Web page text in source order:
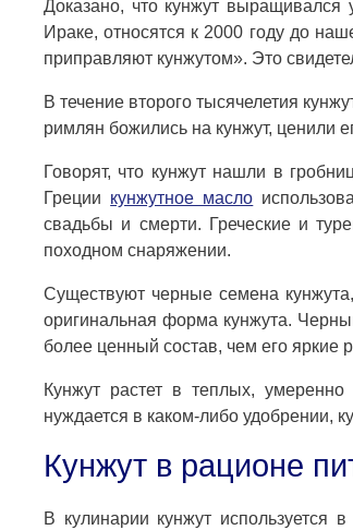
Доказано, что кунжут
Ираке, относятся к 2000 году до
приправляют кунжутом». Это
В течение второго тысячелетия
римлян божились на кунжут, ценили
Говорят, что кунжут нашли в
Греции кунжутное масло
свадьбы и смерти. Греческие и
походном снаряжении.
Существуют черные семена
оригинальная форма кунжута.
более ценный состав, чем его яркие
Кунжут растет в теплых,
нуждается в каком-либо удобрении,
Кунжут в рационе
В кулинарии кунжут